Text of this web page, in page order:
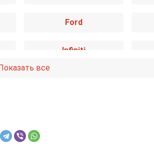
Ford
Infiniti
Показать все